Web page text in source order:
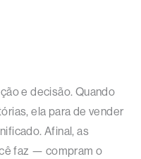
e decisão. Quando
ela para de vender
Afinal, as
faz — compram o